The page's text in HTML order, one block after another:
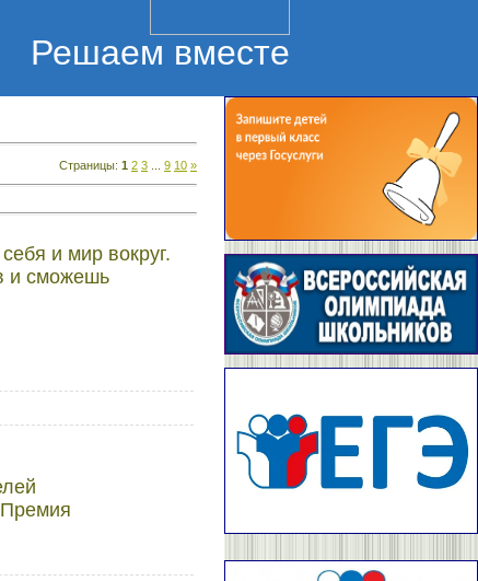
Решаем вместе
Страницы: 1 2 3 9 10 »
и мир вокруг.
и сможешь